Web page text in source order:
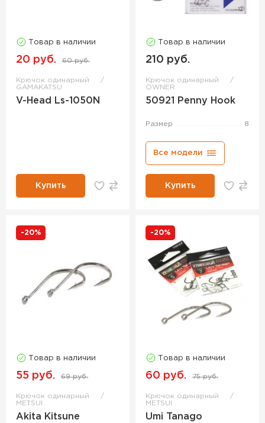
Товар в наличии
20 руб. 60 руб.
Крючок одинарный
GAMAKATSU
V-Head Ls-1050N
Купить
Товар в наличии
210 руб.
Крючок одинарный
OWNER
50921 Penny Hook
Размер 8
Все модели
Купить
-20%
Товар в наличии
55 руб. 69 руб.
Крючок одинарный
METSUI
Akita Kitsune
-20%
Товар в наличии
60 руб. 75 руб.
Крючок одинарный
METSUI
Umi Tanago